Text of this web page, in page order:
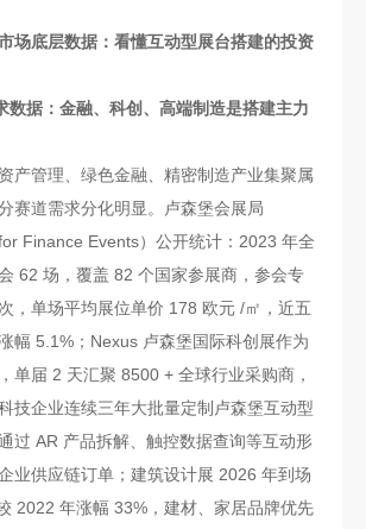
场底层数据：看懂互动型展台搭建的投资
数据：金融、科创、高端制造是搭建主力
产管理、绿色金融、精密制造产业集聚属
赛道需求分化明显。卢森堡会展局
Finance Events）公开统计：2023 年全
62 场，覆盖 82 个国家参展商，参会专
，单场平均展位单价 178 欧元 /㎡，近五
幅 5.1%；Nexus 卢森堡国际科创展作为
单届 2 天汇聚 8500 + 全球行业采购商，
技企业连续三年大批量定制卢森堡互动型
过 AR 产品拆解、触控数据查询等互动形
业供应链订单；建筑设计展 2026 年到场
2022 年涨幅 33%，建材、家居品牌优先